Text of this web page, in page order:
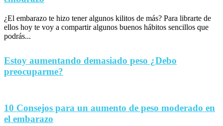
¿El embarazo te hizo tener algunos kilitos de más? Para librarte de
ellos hoy te voy a compartir algunos buenos hábitos sencillos que
podrás...
Estoy aumentando demasiado peso ¿Debo
preocuparme?
10 Consejos para un aumento de peso moderado en
el embarazo